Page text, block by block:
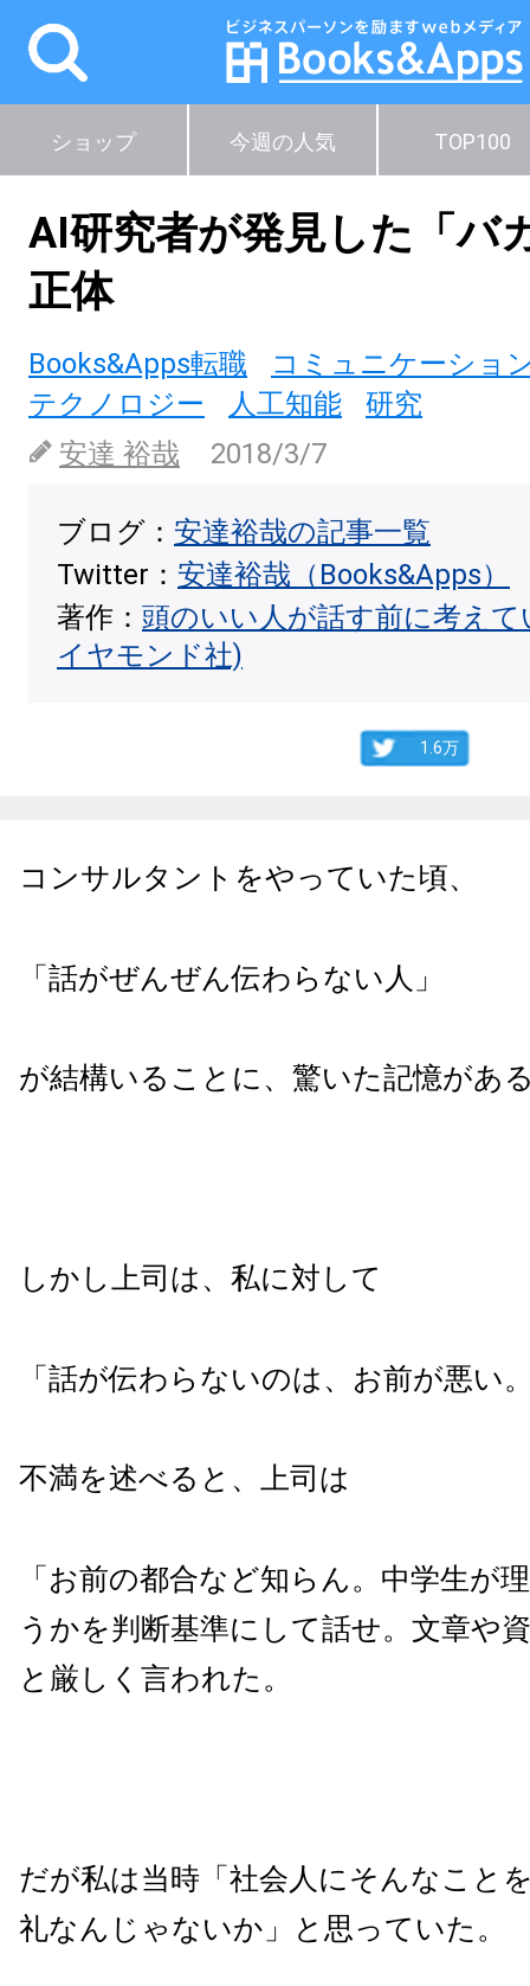
ショップ 今週の人気 TOP100
AI研究者が発見した「バ
正体
Books&Apps転職
コミュニケーショ
テクノロジー
人工知能
研究
安達 裕哉
2018/3/7
ブログ： 安達裕哉の記事一覧
Twitter： 安達裕哉（Books&Apps）
著作： 頭のいい人が話す前に考え
イヤモンド社)
1.6万
コンサルタントをやっていた頃、
「話がぜんぜん伝わらない人」
が結構いることに、驚いた記憶があ
しかし上司は、私に対して
「話が伝わらないのは、お前が悪い
不満を述べると、上司は
「お前の都合など知らん。中学生が
うかを判断基準にして話せ。文章や
と厳しく言われた。
だが私は当時「社会人にそんなこと
礼なんじゃないか」と思っていた。